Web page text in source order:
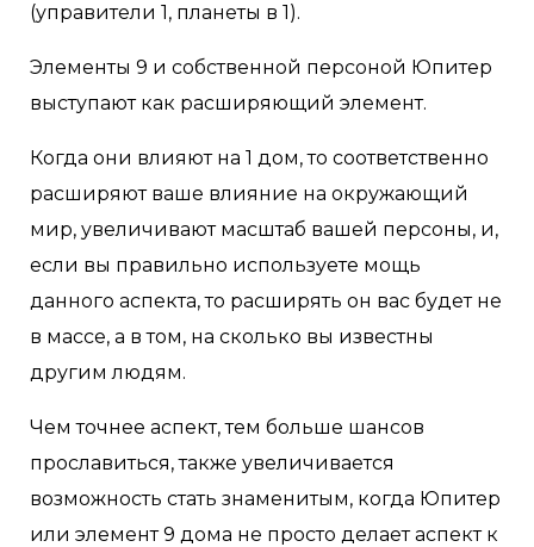
(управители 1, планеты в 1).
Элементы 9 и собственной персоной Юпитер
выступают как расширяющий элемент.
Когда они влияют на 1 дом, то соответственно
расширяют ваше влияние на окружающий
мир, увеличивают масштаб вашей персоны, и,
если вы правильно используете мощь
данного аспекта, то расширять он вас будет не
в массе, а в том, на сколько вы известны
другим людям.
Чем точнее аспект, тем больше шансов
прославиться, также увеличивается
возможность стать знаменитым, когда Юпитер
или элемент 9 дома не просто делает аспект к